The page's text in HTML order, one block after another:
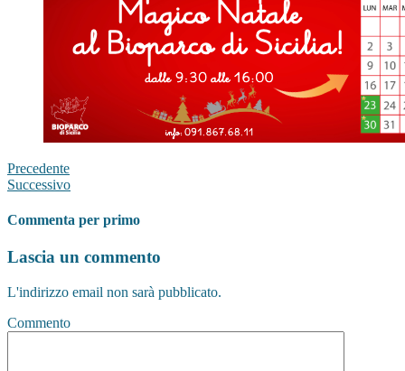
Precedente
Successivo
Commenta per primo
Lascia un commento
L'indirizzo email non sarà pubblicato.
Commento